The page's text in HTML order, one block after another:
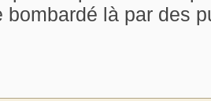
bombardé là par des